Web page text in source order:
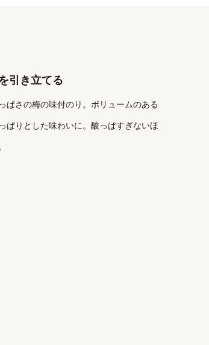
引き立てる
ぱさの梅の味付のり。ボリュームのある
ぱりとした味わいに。酸っぱすぎないほ